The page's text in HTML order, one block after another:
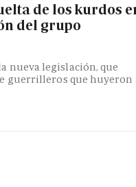
de los kurdos
del grupo
nueva legislación, que
guerrilleros que huyeron